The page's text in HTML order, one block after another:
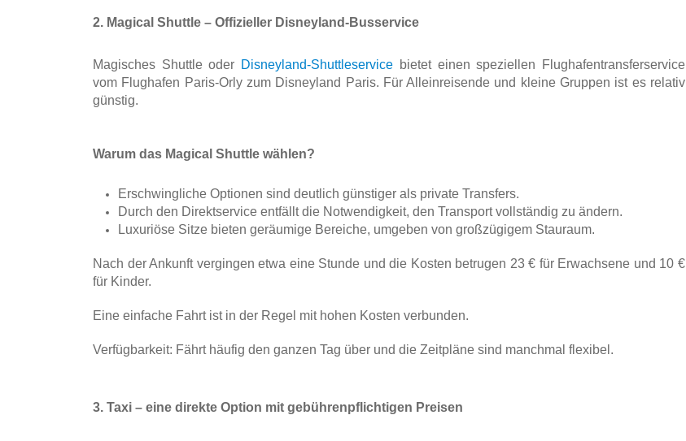
2. Magical Shuttle – Offizieller Disneyland-Busservice
Magisches Shuttle oder Disneyland-Shuttleservice bietet einen speziellen Flughafentransferservice
vom Flughafen Paris-Orly zum Disneyland Paris. Für Alleinreisende und kleine Gruppen ist es relativ
günstig.
Warum das Magical Shuttle wählen?
Erschwingliche Optionen sind deutlich günstiger als private Transfers.
Durch den Direktservice entfällt die Notwendigkeit, den Transport vollständig zu ändern.
Luxuriöse Sitze bieten geräumige Bereiche, umgeben von großzügigem Stauraum.
Nach der Ankunft vergingen etwa eine Stunde und die Kosten betrugen 23 € für Erwachsene und 10 €
für Kinder.
Eine einfache Fahrt ist in der Regel mit hohen Kosten verbunden.
Verfügbarkeit: Fährt häufig den ganzen Tag über und die Zeitpläne sind manchmal flexibel.
3. Taxi – eine direkte Option mit gebührenpflichtigen Preisen